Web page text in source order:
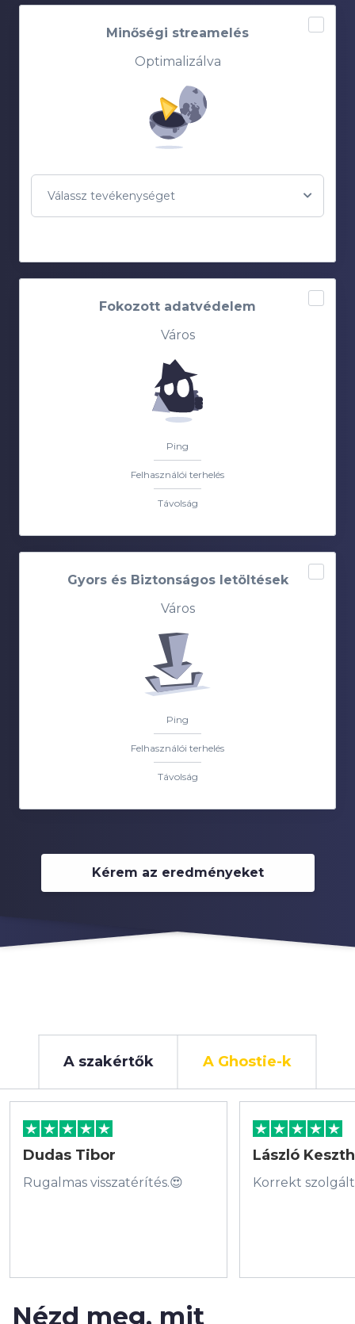
Minőségi streamelés
Optimalizálva
Válassz tevékenységet
Fokozott adatvédelem
Város
Ping
Felhasználói terhelés
Távolság
Gyors és Biztonságos letöltések
Város
Ping
Felhasználói terhelés
Távolság
Kérem az eredményeket
Nézd meg, mit
A szakértők A Ghostie-k
Dudas Tibor
Rugalmas visszatérítés.😍
László
Korrekt